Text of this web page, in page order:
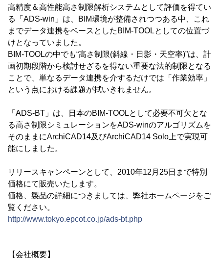
高精度＆高性能高さ制限解析システムとして評価を得てい
る「ADS-win」は、BIM環境が整備されつつある中、これ
までデータ連携をベースとしたBIM-TOOLとしての位置づ
けとなっていました。
BIM-TOOLの中でも“高さ制限(斜線・日影・天空率)”は、計
画初期段階から検討せざるを得ない重要な法的制限となる
ことで、単なるデータ連携を介するだけでは「作業効率」
という点における課題が拭いきれません。
「ADS-BT」は、日本のBIM-TOOLとして必要不可欠とな
る高さ制限シミュレーションをADS-winのアルゴリズムを
そのままにArchiCAD14及びArchiCAD14 Solo上で実現可
能にしました。
リリースキャンペーンとして、2010年12月25日まで特別
価格にて販売いたします。
価格、製品の詳細につきましては、弊社ホームページをご
覧ください。
http://www.tokyo.epcot.co.jp/ads-bt.php
【会社概要】